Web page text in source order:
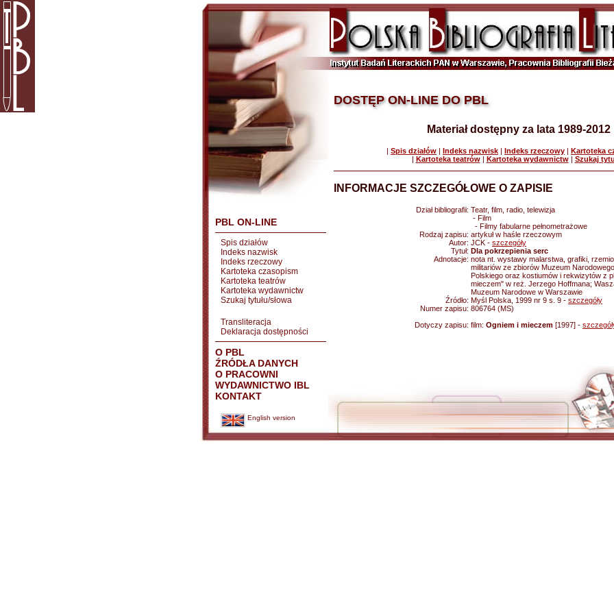
PBL ON-LINE
Spis działów
Indeks nazwisk
Indeks rzeczowy
Kartoteka czasopism
Kartoteka teatrów
Kartoteka wydawnictw
Szukaj tytułu/słowa
Transliteracja
Deklaracja dostępności
O PBL
ŹRÓDŁA DANYCH
O PRACOWNI
WYDAWNICTWO IBL
KONTAKT
English version
DOSTĘP ON-LINE DO PBL
Materiał dostępny za lata 1989-2012
| Spis działów | Indeks nazwisk | Indeks rzeczowy | Kartoteka
| Kartoteka teatrów| Kartoteka wydawnictw| Szukaj
INFORMACJE SZCZEGÓŁOWE O ZAPISIE
Dział bibliografii: Teatr, film, radio, telewizja
- Film
- Filmy fabularne pełnometrażowe
Rodzaj zapisu: artykuł w haśle rzeczowym
Autor: JCK - szczegóły
Tytuł: Dla pokrzepienia serc
Adnotacje: nota nt. wystawy malarstwa, grafiki,
militariów ze zbiorów Muzeum
Polskiego oraz kostiumów i rekwizytów z
mieczem" w reż. Jerzego Hoffmana;
Muzeum Narodowe w Warszawie
Źródło: Myśl Polska, 1999 nr 9 s. 9 - szczegóły
Numer zapisu: 806764 (MS)
Dotyczy zapisu: film: Ogniem i mieczem [1997] -